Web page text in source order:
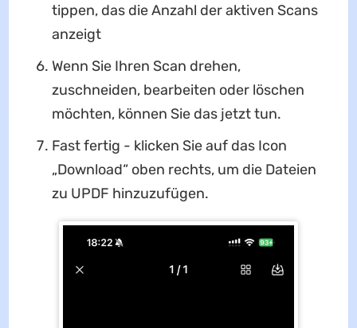
tippen, das die Anzahl der aktiven Scans
anzeigt
Wenn Sie Ihren Scan drehen,
zuschneiden, bearbeiten oder löschen
möchten, können Sie das jetzt tun.
Fast fertig - klicken Sie auf das Icon
„Download“ oben rechts, um die Dateien
zu UPDF hinzuzufügen.